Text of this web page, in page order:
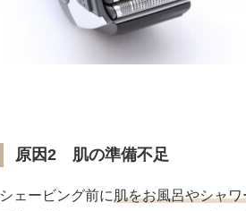
原因2 肌の準備不足
シェービング前に肌をお風呂やシャワ